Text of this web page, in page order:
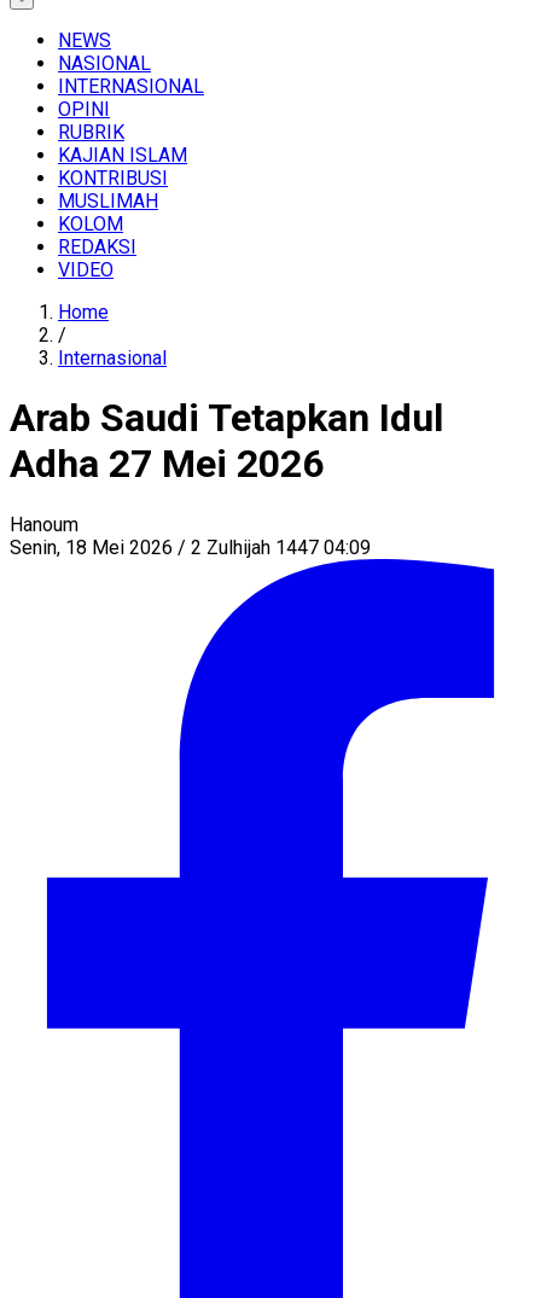
NEWS
NASIONAL
INTERNASIONAL
OPINI
RUBRIK
KAJIAN ISLAM
KONTRIBUSI
MUSLIMAH
KOLOM
REDAKSI
VIDEO
Home
/
Internasional
Arab Saudi Tetapkan Idul
Adha 27 Mei 2026
Hanoum
Senin, 18 Mei 2026 / 2 Zulhijah 1447 04:09